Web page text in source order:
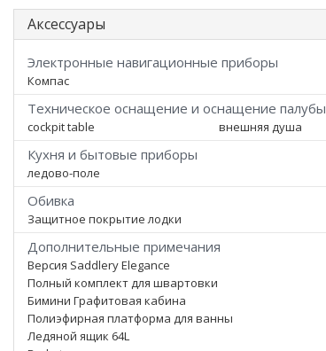
Аксессуары
Электронные навигационные приборы
Компас
Техническое оснащение и оснащение палубы
cockpit table внешняя душа
Кухня и бытовые приборы
ледово-поле
Обивка
Защитное покрытие лодки
Дополнительные примечания
Версия Saddlery Elegance
Полный комплект для швартовки
Бимини Графитовая кабина
Полиэфирная платформа для ванны
Ледяной ящик 64L